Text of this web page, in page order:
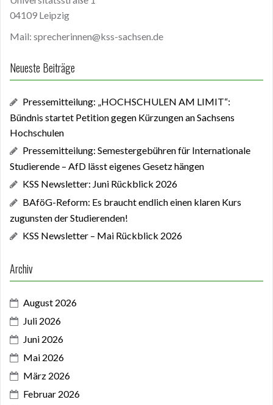
04109 Leipzig
Mail: sprecherinnen@kss-sachsen.de
Neueste Beiträge
Pressemitteilung: „HOCHSCHULEN AM LIMIT“:
Bündnis startet Petition gegen Kürzungen an Sachsens
Hochschulen
Pressemitteilung: Semestergebühren für Internationale
Studierende – AfD lässt eigenes Gesetz hängen
KSS Newsletter: Juni Rückblick 2026
BAföG-Reform: Es braucht endlich einen klaren Kurs
zugunsten der Studierenden!
KSS Newsletter – Mai Rückblick 2026
Archiv
August 2026
Juli 2026
Juni 2026
Mai 2026
März 2026
Februar 2026